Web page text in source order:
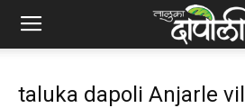
taluka dapoli Anjarle